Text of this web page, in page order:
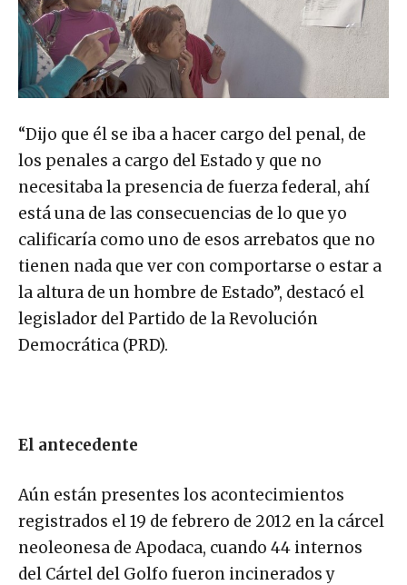
“Dijo que él se iba a hacer cargo del penal, de
los penales a cargo del Estado y que no
necesitaba la presencia de fuerza federal, ahí
está una de las consecuencias de lo que yo
calificaría como uno de esos arrebatos que no
tienen nada que ver con comportarse o estar a
la altura de un hombre de Estado”, destacó el
legislador del Partido de la Revolución
Democrática (PRD).
El antecedente
Aún están presentes los acontecimientos
registrados el 19 de febrero de 2012 en la cárcel
neoleonesa de Apodaca, cuando 44 internos
del Cártel del Golfo fueron incinerados y